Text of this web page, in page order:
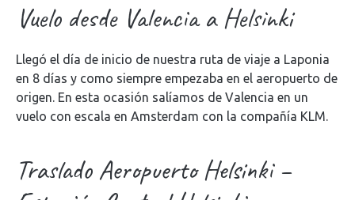
Vuelo desde Valencia a Helsinki
Llegó el día de inicio de nuestra ruta de viaje a Laponia
en 8 días y como siempre empezaba en el aeropuerto de
origen. En esta ocasión salíamos de Valencia en un
vuelo con escala en Amsterdam con la compañía KLM.
Traslado Aeropuerto Helsinki –